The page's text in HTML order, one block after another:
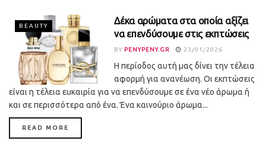
BEAUTY
Δέκα αρώματα στα οποία αξίζει
να επενδύσουμε στις εκπτώσεις
BY PENYPENY.GR 23/01/2026
Η περίοδος αυτή μας δίνει την τέλεια
αφορμή για ανανέωση. Οι εκπτώσεις
είναι η τέλεια ευκαιρία για να επενδύσουμε σε ένα νέο άρωμα ή
και σε περισσότερα από ένα. Ένα καινούριο άρωμα...
READ MORE